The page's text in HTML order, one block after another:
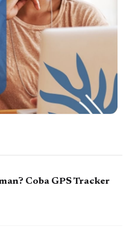
Coba GPS Tracker